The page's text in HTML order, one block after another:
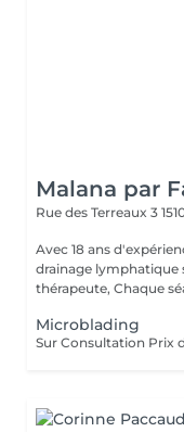
Malana par
Rue des Terreaux 3
Avec 18 ans
drainage lymphatique
thérapeute, Chaque
Microblading
Sur Consultation Prix